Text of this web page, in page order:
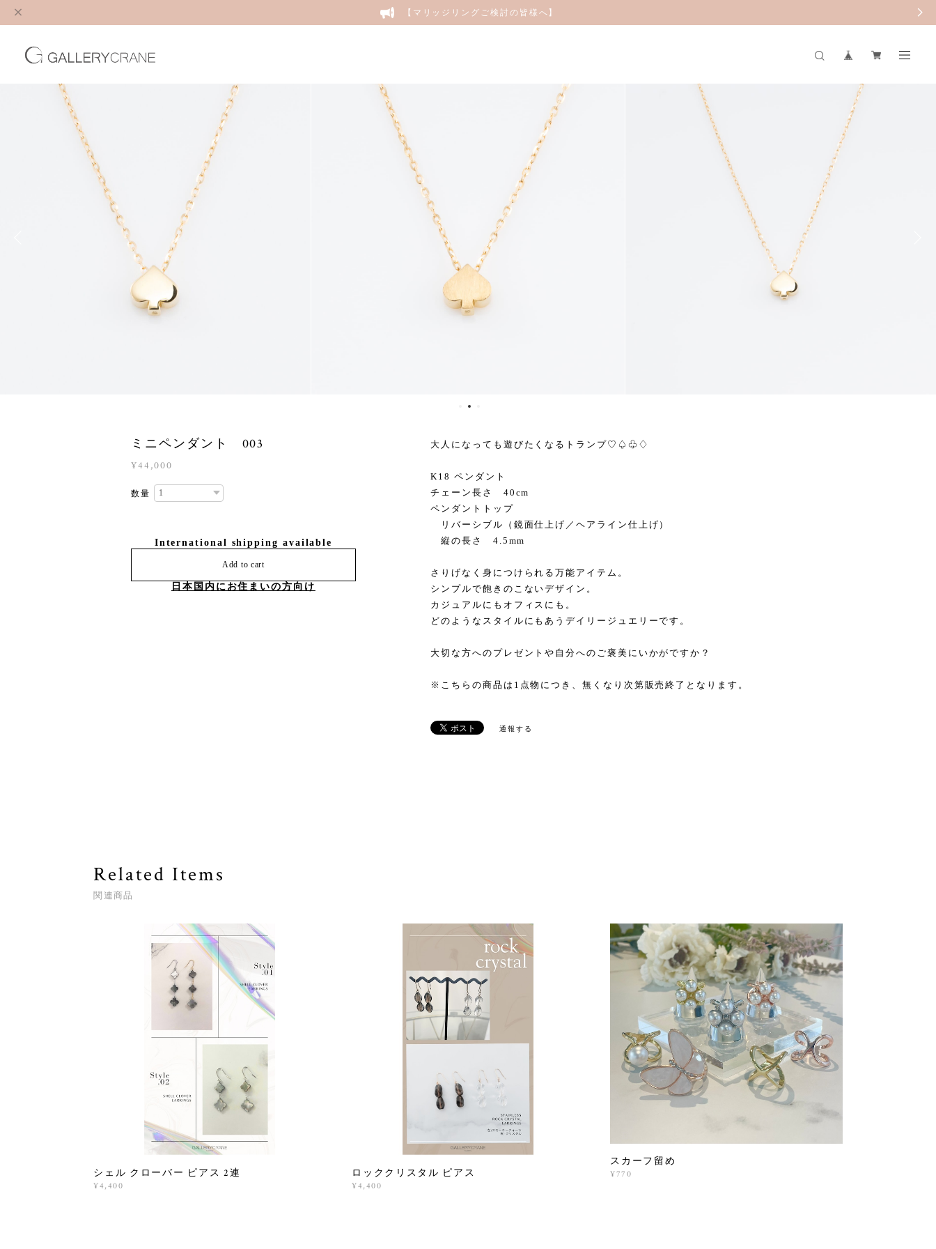
【マリッジリングご検討の皆様へ】
ミニペンダント 003
¥44,000
数量
International shipping available
Add to cart
日本国内にお住まいの方向け
大人になっても遊びたくなるトランプ♡♤♧♢
K18 ペンダント
チェーン長さ 40cm
ペンダントトップ
リバーシブル（鏡面仕上げ／ヘアライン仕上げ）
縦の長さ 4.5mm
さりげなく身につけられる万能アイテム。
シンプルで飽きのこないデザイン。
カジュアルにもオフィスにも。
どのようなスタイルにもあうデイリージュエリーです。
大切な方へのプレゼントや自分へのご褒美にいかがですか？
※こちらの商品は1点物につき、無くなり次第販売終了となります。
通報する
Related Items
関連商品
シェル クローバー ピアス 2連
¥4,400
ロッククリスタル ピアス
¥4,400
スカーフ留め
¥770